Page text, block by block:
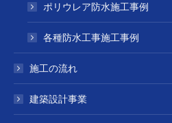
ポリウレア防水施工事例
各種防水工事施工事例
施工の流れ
建築設計事業